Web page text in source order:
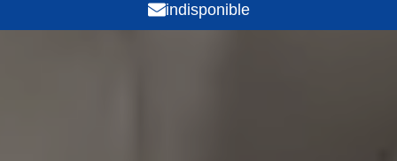
indisponible